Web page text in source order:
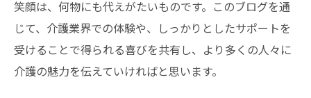
笑顔は、何物にも代えがたいものです。このブログを通
じて、介護業界での体験や、しっかりとしたサポートを
受けることで得られる喜びを共有し、より多くの人々に
介護の魅力を伝えていければと思います。